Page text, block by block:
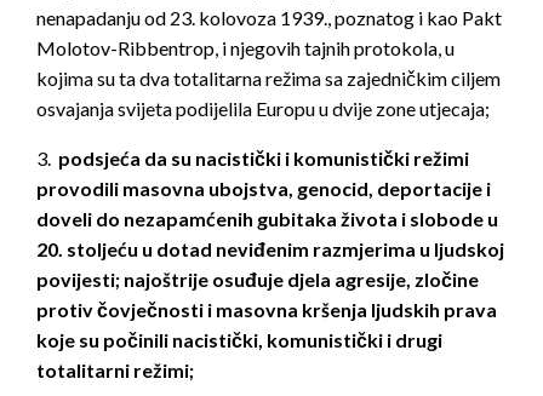
nenapadanju od 23. kolovoza 1939., poznatog i kao Pakt
Molotov-Ribbentrop, i njegovih tajnih protokola, u
kojima su ta dva totalitarna režima sa zajedničkim ciljem
osvajanja svijeta podijelila Europu u dvije zone utjecaja;
3. podsjeća da su nacistički i komunistički režimi
provodili masovna ubojstva, genocid, deportacije i
doveli do nezapamćenih gubitaka života i slobode u
20. stoljeću u dotad neviđenim razmjerima u ljudskoj
povijesti; najoštrije osuđuje djela agresije, zločine
protiv čovječnosti i masovna kršenja ljudskih prava
koje su počinili nacistički, komunistički i drugi
totalitarni režimi;